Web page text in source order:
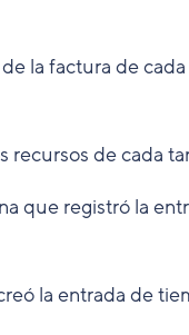
la factura de cada
recursos de cada
que registró la
la entrada de